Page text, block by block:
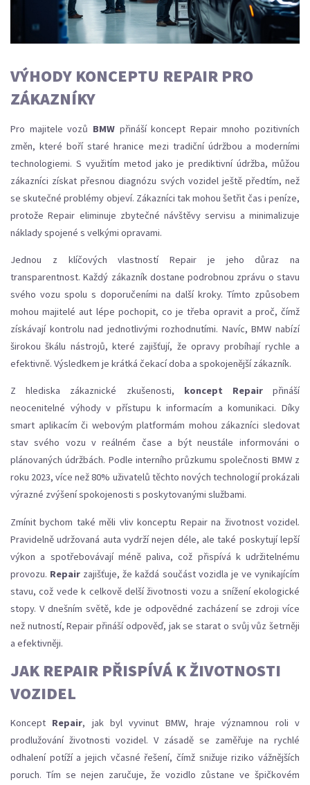
VÝHODY KONCEPTU REPAIR PRO
ZÁKAZNÍKY
Pro majitele vozů BMWpřináší koncept Repair mnoho pozitivních
změn, které boří staré hranice mezi tradiční údržbou a moderními
technologiemi. S využitím metod jako je prediktivní údržba, můžou
zákazníci získat přesnou diagnózu svých vozidel ještě předtím, než
se skutečné problémy objeví. Zákazníci tak mohou šetřit čas i peníze,
protože Repair eliminuje zbytečné návštěvy servisu a minimalizuje
náklady spojené s velkými opravami.
Jednou z klíčových vlastností Repair je jeho důraz na
transparentnost. Každý zákazník dostane podrobnou zprávu o stavu
svého vozu spolu s doporučeními na další kroky. Tímto způsobem
mohou majitelé aut lépe pochopit, co je třeba opravit a proč, čímž
získávají kontrolu nad jednotlivými rozhodnutími. Navíc, BMW nabízí
širokou škálu nástrojů, které zajišťují, že opravy probíhají rychle a
efektivně. Výsledkem je krátká čekací doba a spokojenější zákazník.
Z hlediska zákaznické zkušenosti, koncept Repairpřináší
neocenitelné výhody v přístupu k informacím a komunikaci. Díky
smart aplikacím či webovým platformám mohou zákazníci sledovat
stav svého vozu v reálném čase a být neustále informováni o
plánovaných údržbách. Podle interního průzkumu společnosti BMW z
roku 2023, více než 80% uživatelů těchto nových technologií prokázali
výrazné zvýšení spokojenosti s poskytovanými službami.
Zmínit bychom také měli vliv konceptu Repair na životnost vozidel.
Pravidelně udržovaná auta vydrží nejen déle, ale také poskytují lepší
výkon a spotřebovávají méně paliva, což přispívá k udržitelnému
provozu. Repair zajišťuje, že každá součást vozidla je ve vynikajícím
stavu, což vede k celkově delší životnosti vozu a snížení ekologické
stopy. V dnešním světě, kde je odpovědné zacházení se zdroji více
než nutností, Repair přináší odpověď, jak se starat o svůj vůz šetrněji
a efektivněji.
JAK REPAIR PŘISPÍVÁ K ŽIVOTNOSTI
VOZIDEL
Koncept Repair, jak byl vyvinut BMW, hraje významnou roli v
prodlužování životnosti vozidel. V zásadě se zaměřuje na rychlé
odhalení potíží a jejich včasné řešení, čímž snižuje riziko vážnějších
poruch. Tím se nejen zaručuje, že vozidlo zůstane ve špičkovém